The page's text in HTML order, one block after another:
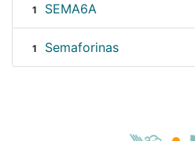
1 SEMA6A
1 Semaforinas